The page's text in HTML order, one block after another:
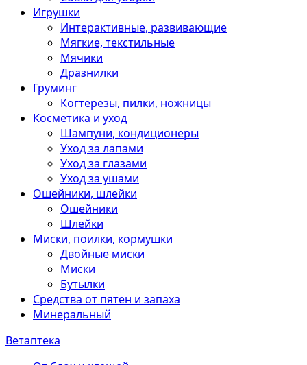
Игрушки
Интерактивные, развивающие
Мягкие, текстильные
Мячики
Дразнилки
Груминг
Когтерезы, пилки, ножницы
Косметика и уход
Шампуни, кондиционеры
Уход за лапами
Уход за глазами
Уход за ушами
Ошейники, шлейки
Ошейники
Шлейки
Миски, поилки, кормушки
Двойные миски
Миски
Бутылки
Средства от пятен и запаха
Минеральный
Ветаптека